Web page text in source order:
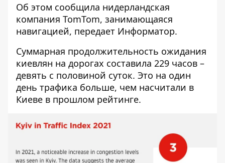
Об этом сообщила нидерландская
компания TomTom, занимающаяся
навигацией, передает Информатор.
Суммарная продолжительность ожидания
киевлян на дорогах составила 229 часов –
девять с половиной суток. Это на один
день трафика больше, чем насчитали в
Киеве в прошлом рейтинге.